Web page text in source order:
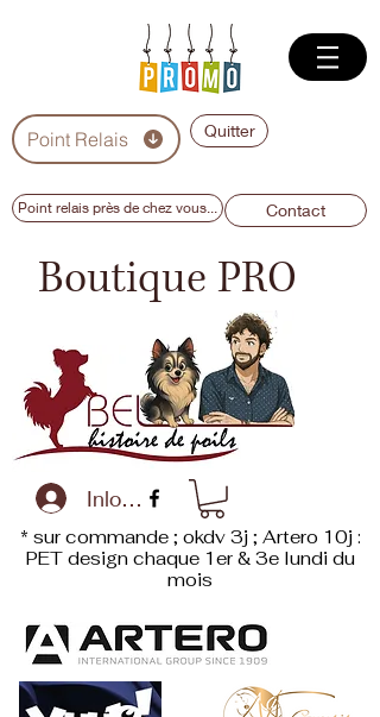
Point Relais Quitter
Point relais près de chez vous... Contact
Boutique PRO
Inloggen
* sur commande ; okdv 3j ; Artero 10j :
PET designchaque 1er & 3e lundi du
mois